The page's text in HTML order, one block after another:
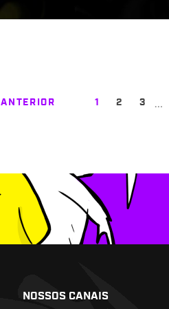
ANTERIOR 1 2 3
NOSSOS CANAIS